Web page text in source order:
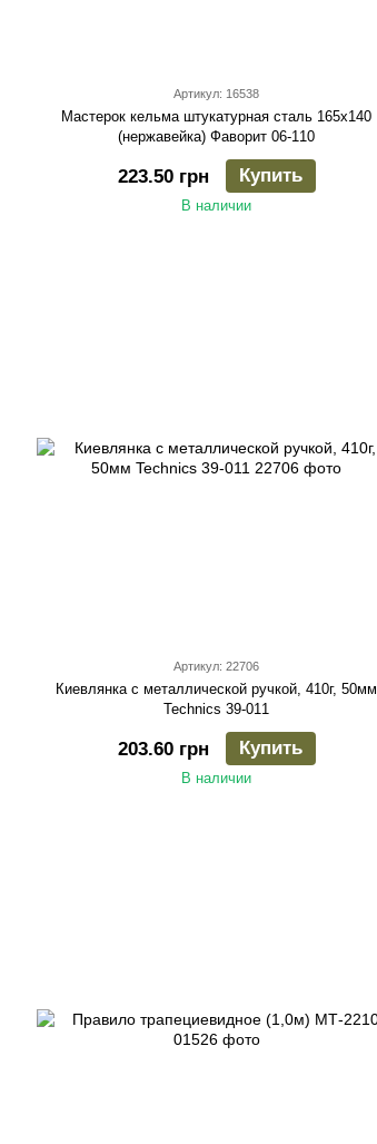
Артикул: 16538
Мастерок кельма штукатурная сталь 165х140
(нержавейка) Фаворит 06-110
223.50 грн Купить
В наличии
Артикул: 22706
Киевлянка с металлической ручкой, 410г, 50мм
Technics 39-011
203.60 грн Купить
В наличии